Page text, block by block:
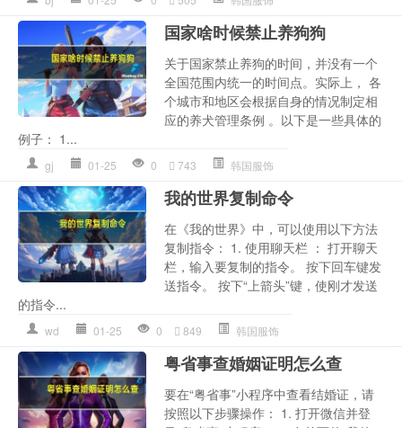
国家啥时候禁止养狗狗
关于国家禁止养狗的时间，并没有一个
全国范围内统一的时间点。实际上， 各
个城市和地区会根据自身的情况制定相
应的养犬管理条例 。以下是一些具体的
例子： 1...
gj 01-25 0 743 韩国服饰
我的世界复制命令
在《我的世界》中，可以使用以下方法
复制指令： 1. 使用聊天栏 ： 打开聊天
栏，输入要复制的指令。 按下回车键发
送指令。 按下“上箭头”键，使刚才发送
的指令...
wd 01-25 0 849 韩国服饰
粤省事查婚姻证明怎么查
要在“粤省事”小程序中查看结婚证，请
按照以下步骤操作： 1. 打开微信并登